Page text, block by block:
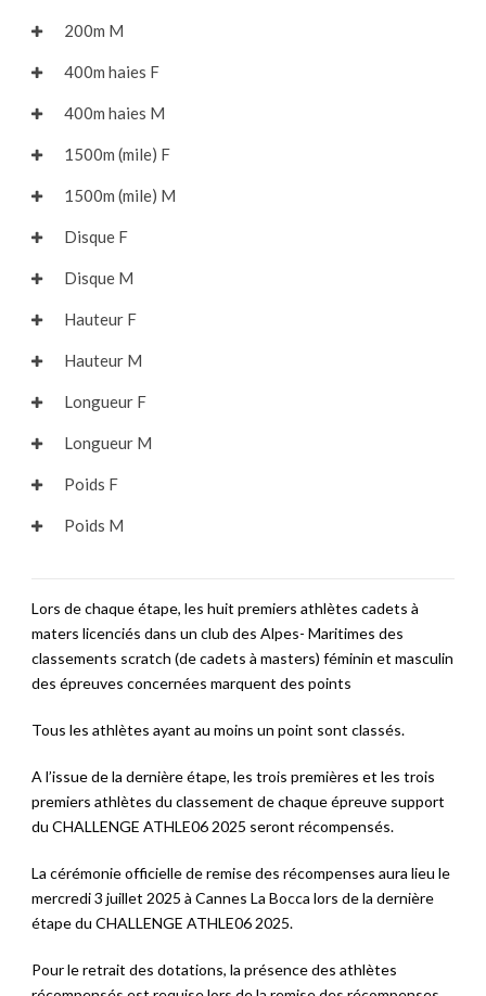
200m M
400m haies F
400m haies M
1500m (mile) F
1500m (mile) M
Disque F
Disque M
Hauteur F
Hauteur M
Longueur F
Longueur M
Poids F
Poids M
Lors de chaque étape, les huit premiers athlètes cadets à
maters licenciés dans un club des Alpes- Maritimes des
classements scratch (de cadets à masters) féminin et masculin
des épreuves concernées marquent des points
Tous les athlètes ayant au moins un point sont classés.
A l’issue de la dernière étape, les trois premières et les trois
premiers athlètes du classement de chaque épreuve support
du CHALLENGE ATHLE06 2025 seront récompensés.
La cérémonie officielle de remise des récompenses aura lieu le
mercredi 3 juillet 2025 à Cannes La Bocca lors de la dernière
étape du CHALLENGE ATHLE06 2025.
Pour le retrait des dotations, la présence des athlètes